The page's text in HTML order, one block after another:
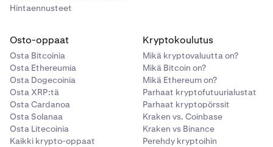
Hintaennusteet
Osto-oppaat
Osta Bitcoinia
Osta Ethereumia
Osta Dogecoinia
Osta XRP:tä
Osta Cardanoa
Osta Solanaa
Osta Litecoinia
Kaikki krypto-oppaat
Kryptokoulutus
Mikä kryptovaluutta on?
Mikä Bitcoin on?
Mikä Ethereum on?
Parhaat kryptofutuurialustat
Parhaat kryptopörssit
Kraken vs. Coinbase
Kraken vs Binance
Perehdy kryptoihin